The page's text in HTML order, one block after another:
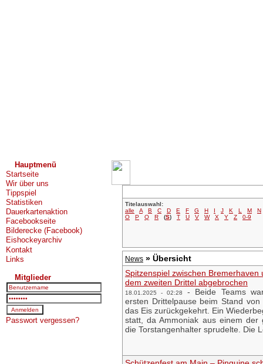
Hauptmenü
Startseite
Wir über uns
Tippspiel
Statistiken
Dauerkartenaktion
Facebookseite
Bilderecke (Facebook)
Eishockeyarchiv
Kontakt
Links
Mitglieder
Passwort vergessen?
Titelauswahl:
alle
A B C D E F G H I J K L M
N
O
P Q R (S) T U V W X Y Z 0-9
News » Übersicht
Spitzenspiel zwischen Bremerhaven
dem zweiten Drittel abgebrochen
18.01.2025 - 02:28 - Beide Teams
ersten Drittelpause beim Stand
das Eis zurückgekehrt. Ein
statt, da Ammoniak aus einem der
die Torstangenhalter sprudelte. Die